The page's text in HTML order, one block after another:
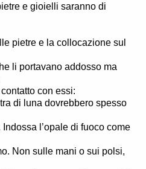
e gioielli saranno di
pietre e la collocazione sul
li portavano addosso ma
con essi:
di luna dovrebbero spesso
l’opale di fuoco come
Non sulle mani o sui polsi,